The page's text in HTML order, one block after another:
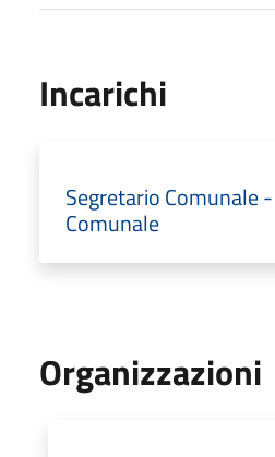
Incarichi
Segretario Comunale
Comunale
Organizzazioni